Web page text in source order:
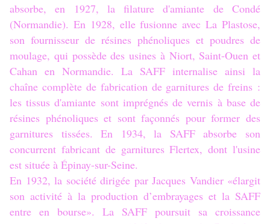
absorbe, en 1927, la filature d'amiante de Condé
(Normandie). En 1928, elle fusionne avec La Plastose,
son fournisseur de résines phénoliques et poudres de
moulage, qui possède des usines à Niort, Saint-Ouen et
Cahan en Normandie. La SAFF internalise ainsi la
chaîne complète de fabrication de garnitures de freins :
les tissus d'amiante sont imprégnés de vernis à base de
résines phénoliques et sont façonnés pour former des
garnitures tissées. En 1934, la SAFF absorbe son
concurrent fabricant de garnitures Flertex, dont l'usine
est située à Épinay-sur-Seine.
En 1932, la société dirigée par Jacques Vandier «élargit
son activité à la production d’embrayages et la SAFF
entre en bourse». La SAFF poursuit sa croissance